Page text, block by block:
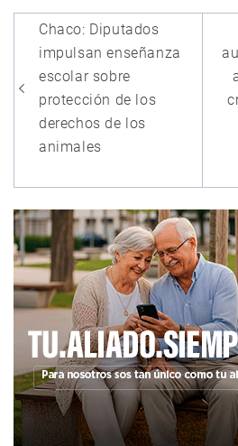
Navegación
de
entradas
Chaco: Diputados
impulsan enseñanza
escolar sobre
protección de los
derechos de los
animales